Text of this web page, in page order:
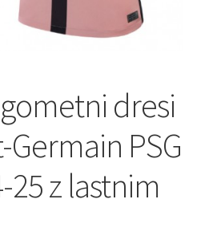
dresi
Germain PSG
25 z lastnim